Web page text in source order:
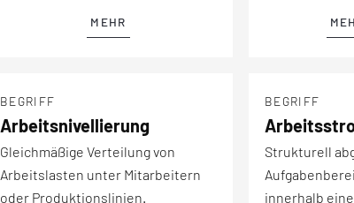
MEHR
BEGRIFF
Arbeitsnivellierung
Gleichmäßige Verteilung von
Arbeitslasten unter Mitarbeitern
oder Produktionslinien.
BEGRIFF
Strukturell
innerhalb